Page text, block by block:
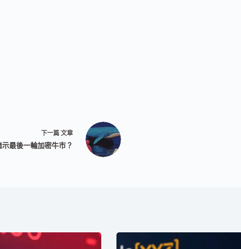
下一篇 文章
最後一輪加密牛市？